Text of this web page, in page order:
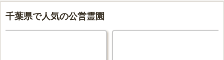
千葉県で人気の公営霊園